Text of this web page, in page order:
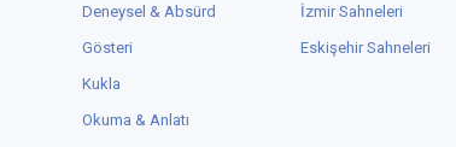
Deneysel & Absürd
Gösteri
Kukla
Okuma & Anlatı
İzmir Sahneleri
Eskişehir Sahneleri